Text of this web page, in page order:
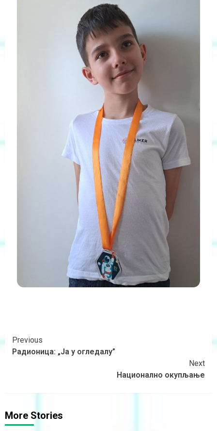
Previous
Радионица: „Ја у огледалу”
Next
Национално окупљање
More Stories